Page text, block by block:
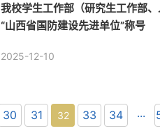
我校学生工作部（研究生工作部
“山西省国防建设先进单位”称号
2025-12-10
30 31 32 33 34 ...